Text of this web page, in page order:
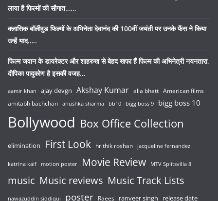
लाया है फिल्मों की सौगात……
क्लासिक बॉलीवुड फिल्मों के अभिनेता देवानंद की 100वीं जयंती पर उनके फैंस ने किया
उन्हें याद…..
फिल्म जवान के डायरेक्टर और शाहरुख से बेहद खफा हैं फिल्म की अभिनेत्री नयनतारा,
दीपिका पादुकोण है इसकी वजह…
aamir khan ajay devgn Akshay Kumar alia bhatt American films
amitabh bachchan anushka sharma bb10 bigg boss 9 bigg boss 10
Bollywood Box Office Collection
elimination First Look hrithik roshan jacqueline fernandez
katrina kaif motion poster Movie Review MTV Splitsvilla 8
music Music reviews Music Track Lists
nawazuddin siddiqui poster Raees ranveer singh release date